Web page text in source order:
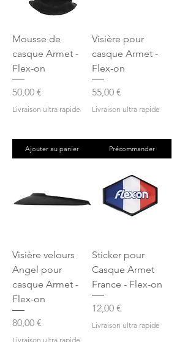
Mousse de
casque Armet -
Flex-on
Prix
50,00 €
Livraison ultra rapide
Ajouter au panier
Visière pour
casque Armet -
Flex-on
Prix
55,00 €
Livraison ultra rapide
Précommander
Visière velours
Angel pour
casque Armet -
Flex-on
Prix
80,00 €
Livraison ultra rapide
Sticker pour
Casque Armet
France - Flex-on
Prix
12,00 €
Livraison ultra rapide